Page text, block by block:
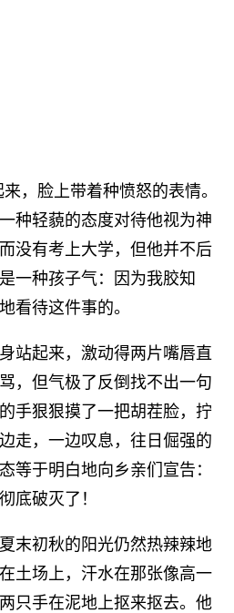
，脸上带着种愤怒的表情。
种轻藐的态度对待他视为神
没有考上大学，但他并不后
一种孩子气：因为我胶知
看待这件事的。
站起来，激动得两片嘴唇直
，但气极了反倒找不出一句
手狠狠摸了一把胡茬脸，拧
走，一边叹息，往日倔强的
等于明白地向乡亲们宣告：
底破灭了！
末初秋的阳光仍然热辣辣地
土场上，汗水在那张像高一
只手在泥地上抠来抠去。他